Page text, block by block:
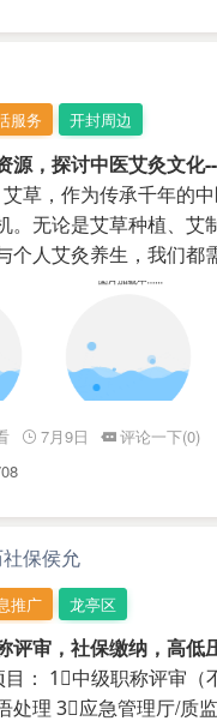
服务 开封周边
艾草，作为传承千年的
。无论是艾草种植、艾
个人艾灸养生，我们都
7月9日
评论一下(0)
保侯允
推广 龙亭区
中级职称评审（不‮退过‬费） 2⃣️成